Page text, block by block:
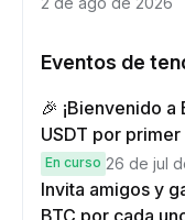
Eventos de
🎉 ¡Bienvenido a
USDT por
hasta 9,999
recompensas
En curso 26 de jul
Invita amigos y
BTC por cada